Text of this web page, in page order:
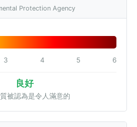
Protection Agency
3 4 5 6
良好
被認為是令人滿意的